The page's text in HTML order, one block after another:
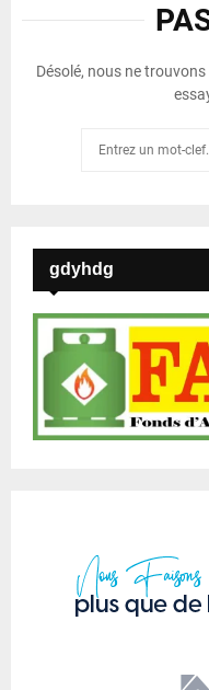
Désolé, nous ne
gdyhdg